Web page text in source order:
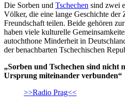
Die Sorben und Tschechen sind zwei
Völker, die eine lange Geschichte der
Freundschaft teilen. Beide gehören
haben viele kulturelle
autochthone Minderheit in
der benachbarten Tschechischen
„Sorben und Tschechen sind nicht
Ursprung miteinander verbunden“
>>Radio Prag<<